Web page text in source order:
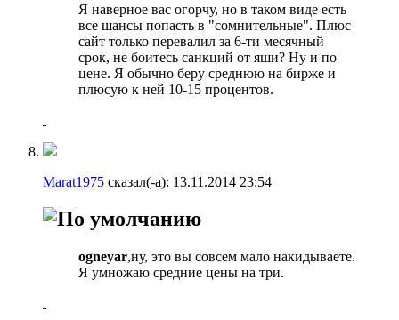
Я наверное вас огорчу, но в таком виде есть
все шансы попасть в "сомнительные". Плюс
сайт только перевалил за 6-ти месячный
срок, не боитесь санкций от яши? Ну и по
цене. Я обычно беру среднюю на бирже и
плюсую к ней 10-15 процентов.
Marat1975 сказал(-а): 13.11.2014 23:54
ogneyar,ну, это вы совсем мало накидываете.
Я умножаю средние цены на три.